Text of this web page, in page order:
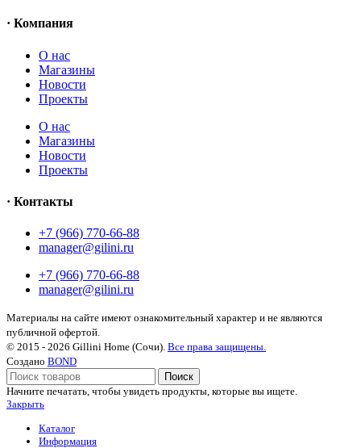
· Компания
О нас
Магазины
Новости
Проекты
О нас
Магазины
Новости
Проекты
· Контакты
+7 (966) 770-66-88
manager@gilini.ru
+7 (966) 770-66-88
manager@gilini.ru
Материалы на сайте имеют ознакомительный характер и не являются
публичной офертой.
© 2015 - 2026 Gillini Home (Сочи). Все права защищены.
Создано BOND
Поиск
Начните печатать, чтобы увидеть продукты, которые вы ищете.
Закрыть
Каталог
Информация